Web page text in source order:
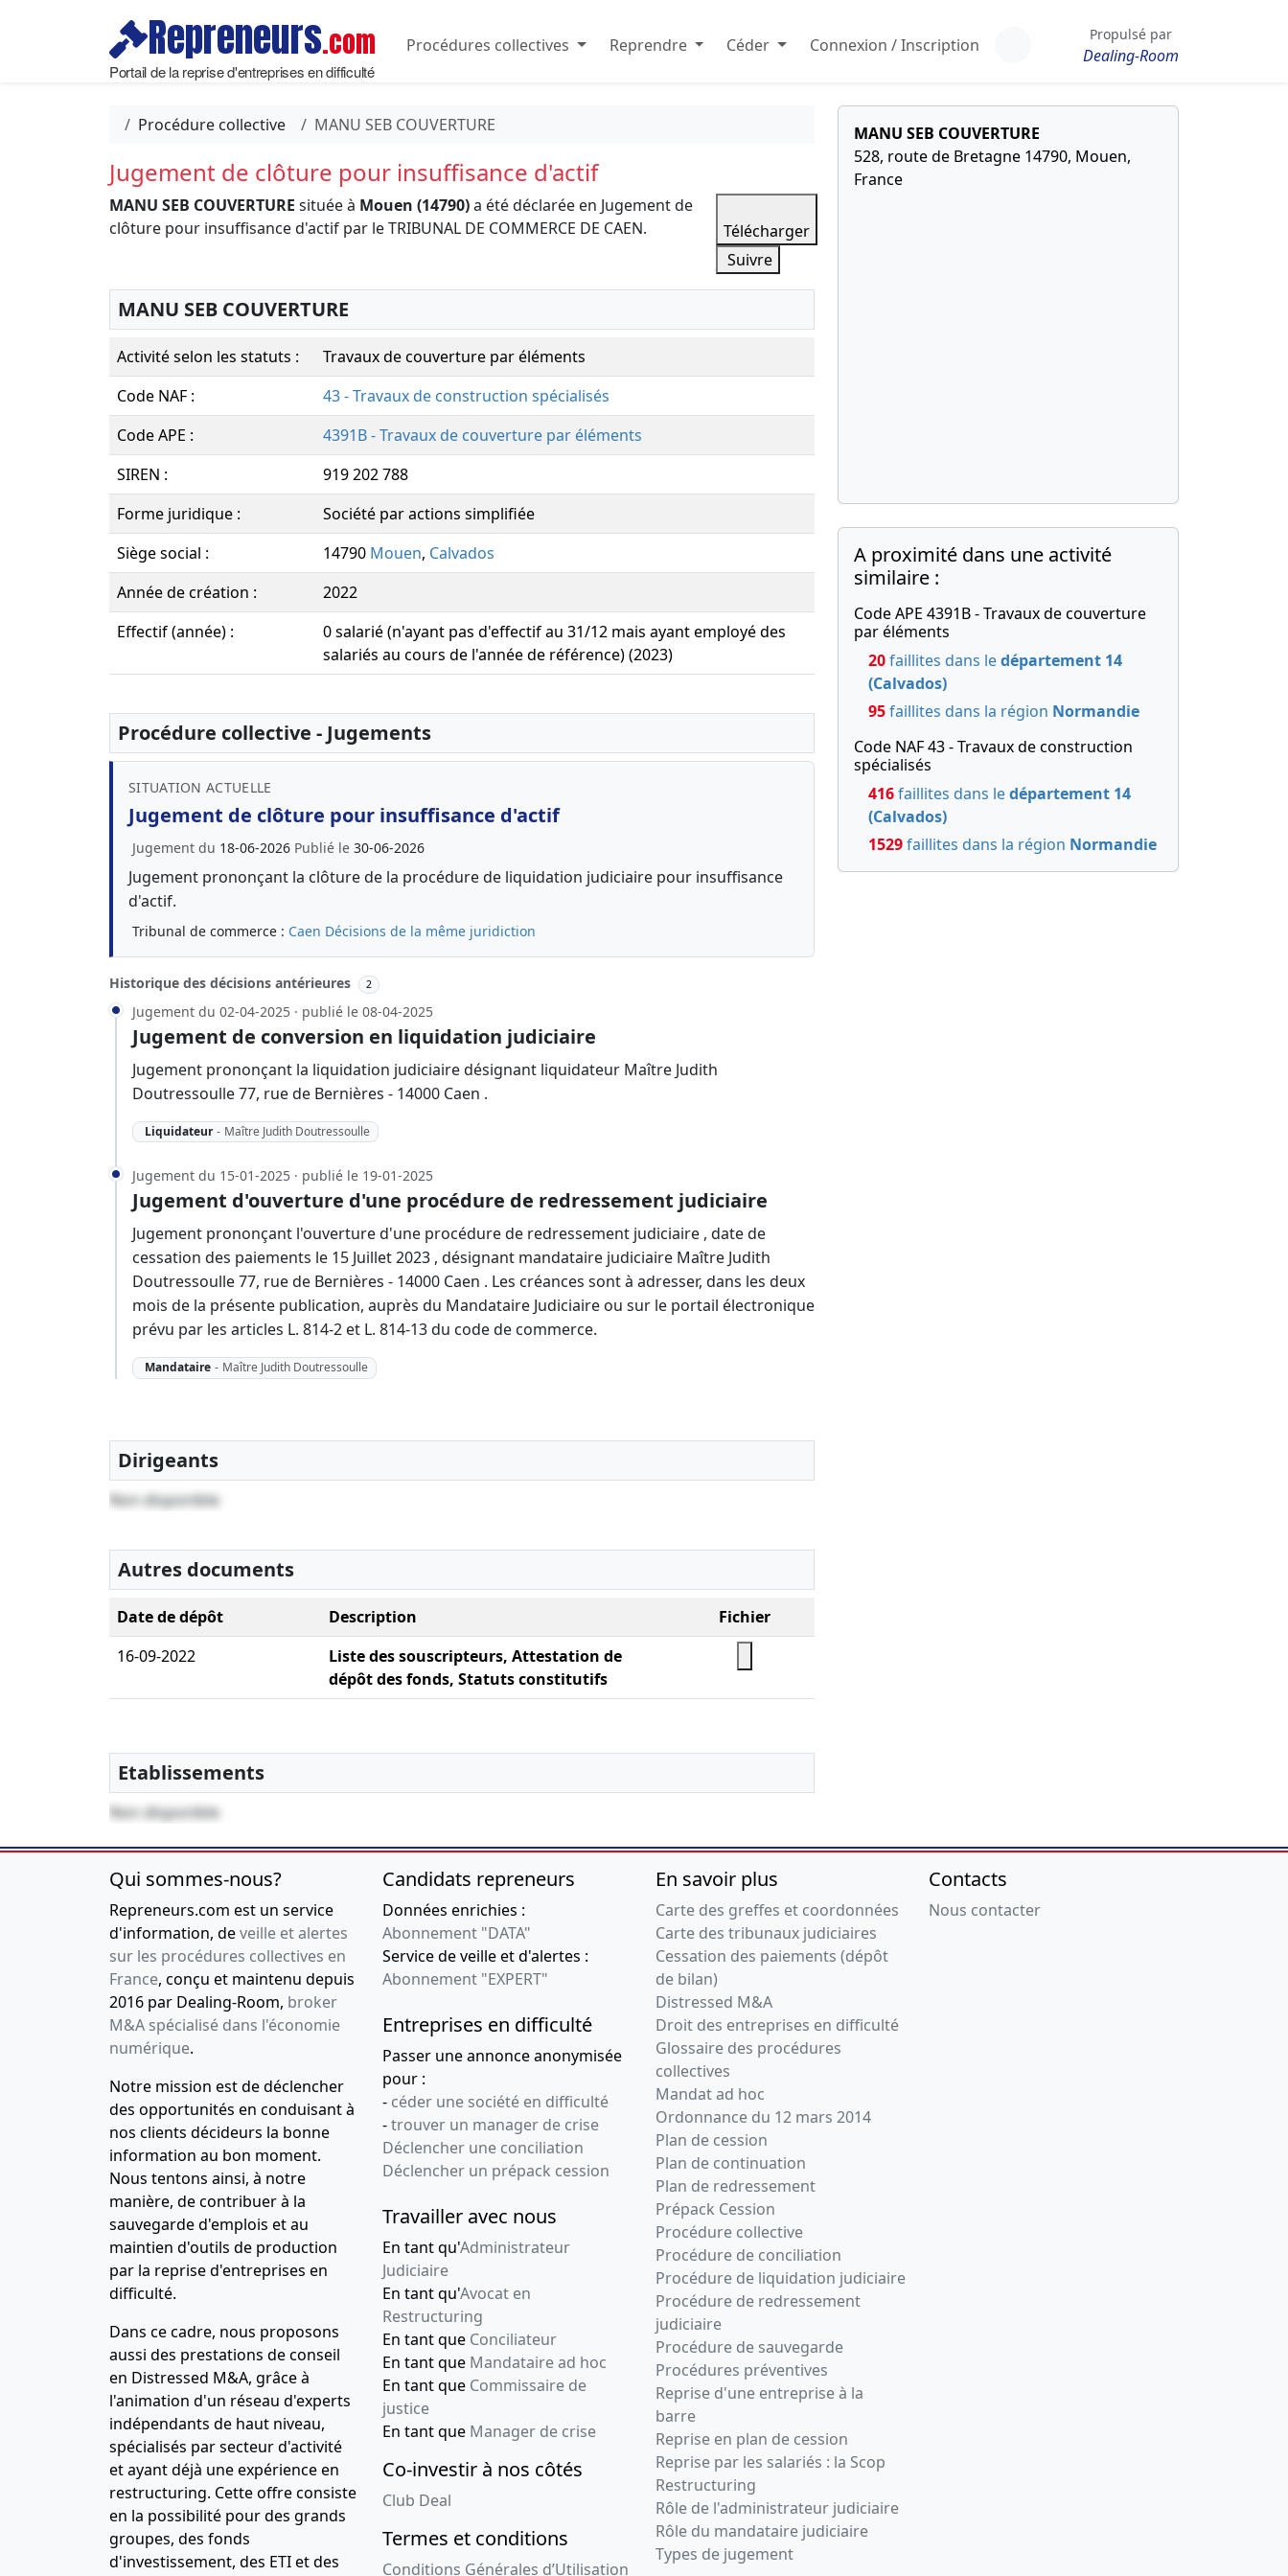
Repreneurs.com
Portail de la reprise d'entreprises en difficulté
Procédures collectives Reprendre Céder Connexion / Inscription
Propulsé par
Dealing-Room
Procédure collective MANU SEB COUVERTURE
Jugement de clôture pour insuffisance d'actif
MANU SEB COUVERTURE située à Mouen (14790)a été déclarée en Jugement de
clôture pour insuffisance d'actif par le TRIBUNAL DE COMMERCE DE CAEN.
Télécharger
Suivre
MANU SEB COUVERTURE
Activité selon les statuts :
Travaux de couverture par éléments
Code NAF :
43 - Travaux de construction spécialisés
Code APE :
4391B - Travaux de couverture par éléments
SIREN :
919 202 788
Forme juridique :
Société par actions simplifiée
Siège social :
14790 Mouen, Calvados
Année de création :
2022
Effectif (année) :
0 salarié (n'ayant pas d'effectif au 31/12 mais ayant employé des
salariés au cours de l'année de référence) (2023)
Procédure collective - Jugements
SITUATION ACTUELLE
Jugement de clôture pour insuffisance d'actif
Jugement du 18-06-2026 Publié le 30-06-2026
Jugement prononçant la clôture de la procédure de liquidation judiciaire pour insuffisance
d'actif.
Tribunal de commerce : Caen Décisions de la même juridiction
Historique des décisions antérieures 2
Jugement du 02-04-2025 · publié le 08-04-2025
Jugement de conversion en liquidation judiciaire
Jugement prononçant la liquidation judiciaire désignant liquidateur Maître Judith
Doutressoulle 77, rue de Bernières - 14000 Caen .
Liquidateur - Maître Judith Doutressoulle
Jugement du 15-01-2025 · publié le 19-01-2025
Jugement d'ouverture d'une procédure de redressement judiciaire
Jugement prononçant l'ouverture d'une procédure de redressement judiciaire , date de
cessation des paiements le 15 Juillet 2023 , désignant mandataire judiciaire Maître Judith
Doutressoulle 77, rue de Bernières - 14000 Caen . Les créances sont à adresser, dans les deux
mois de la présente publication, auprès du Mandataire Judiciaire ou sur le portail électronique
prévu par les articles L. 814-2 et L. 814-13 du code de commerce.
Mandataire - Maître Judith Doutressoulle
Dirigeants
Non disponible
Autres documents
Date de dépôt Description
Fichier
16-09-2022
Liste des souscripteurs, Attestation de
dépôt des fonds, Statuts constitutifs
Etablissements
Non disponible
MANU SEB COUVERTURE
528, route de Bretagne 14790, Mouen,
France
A proximité dans une activité
similaire :
Code APE 4391B - Travaux de couverture
par éléments
20faillites dans ledépartement 14
(Calvados)
95faillites dans la région Normandie
Code NAF 43 - Travaux de construction
spécialisés
416faillites dans ledépartement 14
(Calvados)
1529faillites dans la région Normandie
Qui sommes-nous?
Repreneurs.com est un service
d'information, deveille et alertes
sur les procédures collectives en
France, conçu et maintenu depuis
2016 par Dealing-Room, broker
M&A spécialisé dans l'économie
numérique.
Notre mission est de déclencher
des opportunités en conduisant à
nos clients décideurs la bonne
information au bon moment.
Nous tentons ainsi, à notre
manière, de contribuer à la
sauvegarde d'emplois et au
maintien d'outils de production
par la reprise d'entreprises en
difficulté.
Dans ce cadre, nous proposons
aussi des prestations de conseil
en Distressed M&A, grâce à
l'animation d'un réseau d'experts
indépendants de haut niveau,
spécialisés par secteur d'activité
et ayant déjà une expérience en
restructuring. Cette offre consiste
en la possibilité pour des grands
groupes, des fonds
d'investissement, des ETI et des
Candidats repreneurs
Données enrichies :
Abonnement "DATA"
Service de veille et d'alertes :
Abonnement "EXPERT"
Entreprises en difficulté
Passer une annonce anonymisée
pour :
- céder une société en difficulté
-trouver un manager de crise
Déclencher une conciliation
Déclencher un prépack cession
Travailler avec nous
En tant qu'Administrateur
Judiciaire
En tant qu'Avocat en
Restructuring
En tant que Conciliateur
En tant que Mandataire ad hoc
En tant que Commissaire de
justice
En tant que Manager de crise
Co-investir à nos côtés
Club Deal
Termes et conditions
Conditions Générales d’Utilisation
En savoir plus
Carte des greffes et coordonnées
Carte des tribunaux judiciaires
Cessation des paiements (dépôt
de bilan)
Distressed M&A
Droit des entreprises en difficulté
Glossaire des procédures
collectives
Mandat ad hoc
Ordonnance du 12 mars 2014
Plan de cession
Plan de continuation
Plan de redressement
Prépack Cession
Procédure collective
Procédure de conciliation
Procédure de liquidation judiciaire
Procédure de redressement
judiciaire
Procédure de sauvegarde
Procédures préventives
Reprise d'une entreprise à la
barre
Reprise en plan de cession
Reprise par les salariés : la Scop
Restructuring
Rôle de l'administrateur judiciaire
Rôle du mandataire judiciaire
Types de jugement
Contacts
Nous contacter